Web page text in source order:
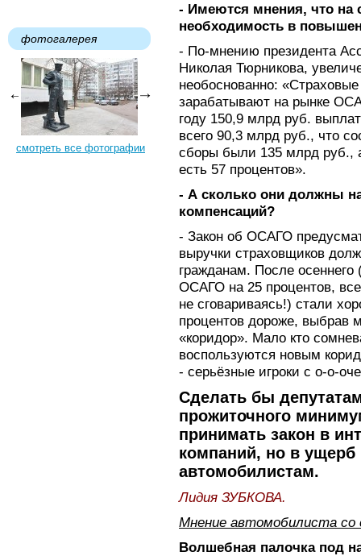
фотогалерея
смотреть все фотографии
- Имеются мнения, что на
необходимость в
- По-мнению президента
Николая Тюрникова,
необоснованно:
зарабатывают на рынке
году 150,9 млрд руб.
всего 90,3 млрд руб., что
сборы были 135 млрд
есть 57 процентов».
- А сколько они должны
компенсаций?
- Закон об ОСАГО
выручки страховщиков
гражданам. После
ОСАГО на 25 процентов,
не сговариваясь!) стали
процентов дороже, выбрав
«коридор». Мало кто
воспользуются новым
- серьёзные игроки с о-о-
Сделать бы
прожиточного
принимать закон в
компаний, но в ущерб
автомобилистам.
Лидия ЗУБКОВА.
Мнение автомобилиста
Волшебная палочка под